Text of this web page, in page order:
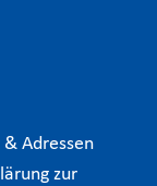
Adressen
zur